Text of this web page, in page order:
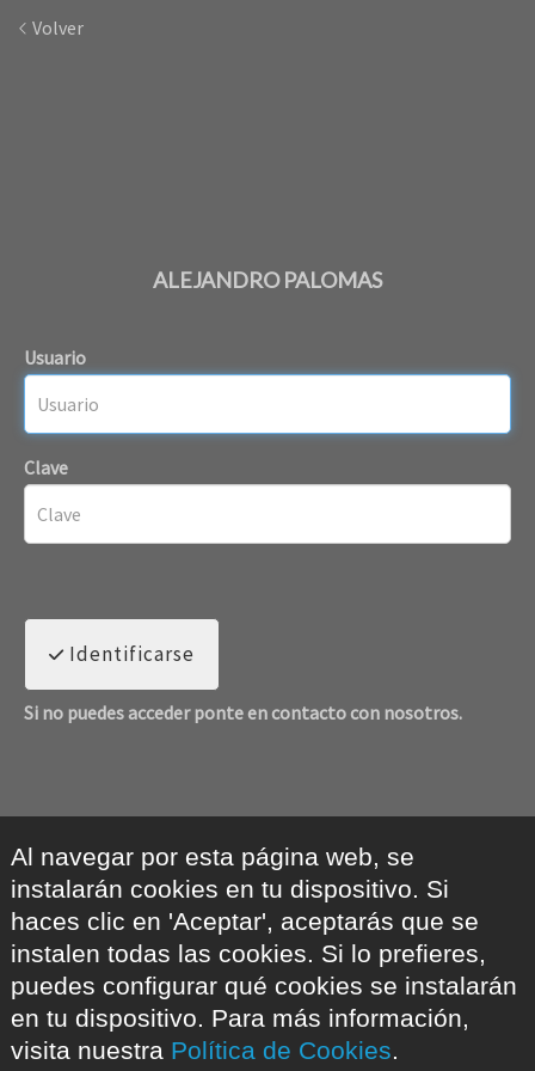
Volver
ALEJANDRO PALOMAS
Usuario
Clave
Identificarse
Si no puedes acceder ponte en contacto con nosotros.
Al navegar por esta página web, se
instalarán cookies en tu dispositivo. Si
haces clic en 'Aceptar', aceptarás que se
instalen todas las cookies. Si lo prefieres,
puedes configurar qué cookies se instalarán
en tu dispositivo. Para más información,
visita nuestra Política de Cookies.